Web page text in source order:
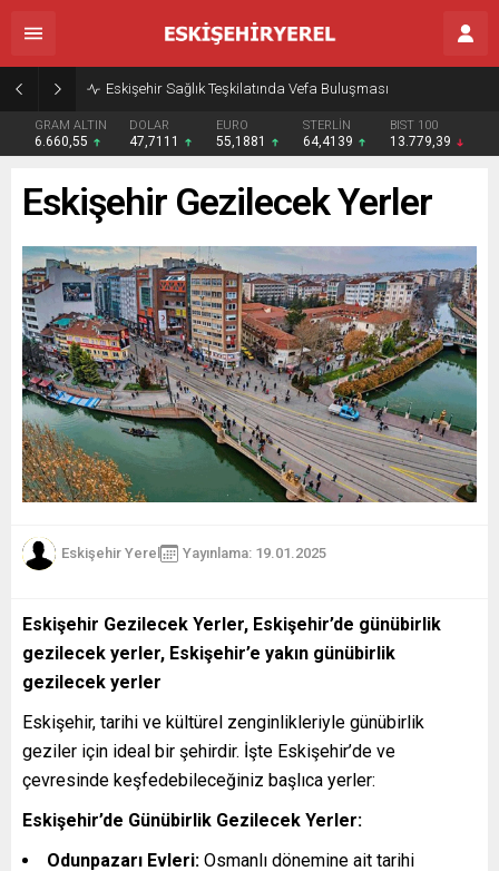
Eskişehir Sağlık Teşkilatında Vefa Buluşması
GRAM ALTIN
6.660,55
DOLAR
47,7111
EURO
55,1881
STERLİN
64,4139
BIST 100
13.779,39
Eskişehir Gezilecek Yerler
Eskişehir Yerel Yayınlama: 19.01.2025
Eskişehir Gezilecek Yerler, Eskişehir’de günübirlik
gezilecek yerler, Eskişehir’e yakın günübirlik
gezilecek yerler
Eskişehir, tarihi ve kültürel zenginlikleriyle günübirlik
geziler için ideal bir şehirdir. İşte Eskişehir’de ve
çevresinde keşfedebileceğiniz başlıca yerler:
Eskişehir’de Günübirlik Gezilecek Yerler:
Odunpazarı Evleri: Osmanlı dönemine ait tarihi